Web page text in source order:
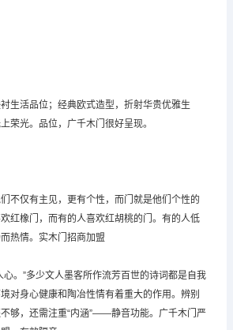
生活品位；经典欧式造型，折射华贵优雅生
荣光。品位， 广千木门 很好呈现。
不仅有主见，更有个性，而门就是他们个性的
红橡门，而有的人喜欢红胡桃的门。有的人低
热情。实木门招商加盟
心。”多少文人墨客所作流芳百世的诗词都是自我
对身心健康和陶冶性情有着重大的作用。辨别
够，还需注重“内涵”——静音功能。广千木门严